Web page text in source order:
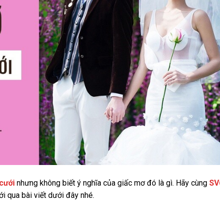
nhưng không biết ý nghĩa của giấc mơ đó là gì. Hãy cùng
qua bài viết dưới đây nhé.